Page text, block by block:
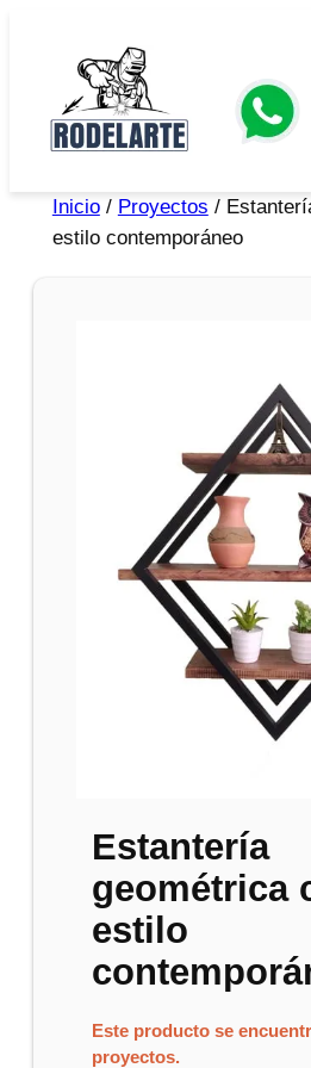
Inicio/ Proyectos /
estilo contemporáneo
Estantería
geométrica
estilo
Este producto se
proyectos.